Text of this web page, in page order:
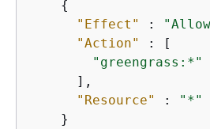
{
"Effect"
:
"Action"
: [
"greengrass:*"
      ],
"Resource"
:
"*"
    }